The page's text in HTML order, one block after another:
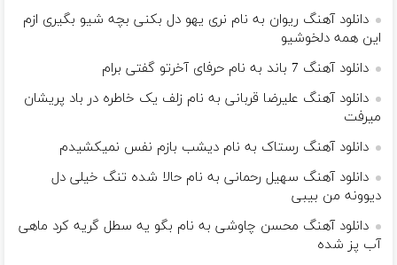
دانلود آهنگ ریوان به نام نری یهو دل بکنی بچه شیو بگیری ازم
این همه دلخوشیو
دانلود آهنگ 7 باند به نام حرفای آخرتو گفتی برام
دانلود آهنگ علیرضا قربانی به نام زلف یک خاطره در باد پریشان
میرفت
دانلود آهنگ رستاک به نام دیشب بازم نفس نمیکشیدم
دانلود آهنگ سهیل رحمانی به نام حالا شده تنگ خیلی دل
دیوونه من بیبی
دانلود آهنگ محسن چاوشی به نام بگو یه سطل گریه کرد ماهی
آب پز شده